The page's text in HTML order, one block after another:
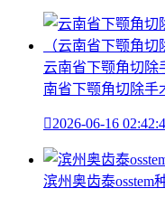
云南省下颚角切除
南省下颚角切除手
2026-06-16
滨州奥齿泰osstem